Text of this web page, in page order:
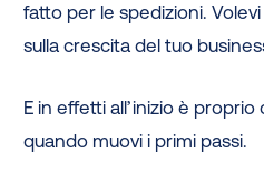
fatto per le spedizioni.
sulla crescita del tuo
E in effetti all’inizio è proprio
quando muovi i primi passi.